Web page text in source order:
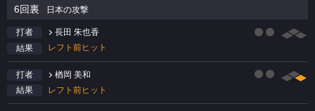
6回裏 日本の攻撃
打者
長田 朱也香
結果
レフト前ヒット
打者
楢岡 美和
結果
レフト前ヒット